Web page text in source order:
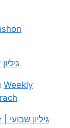
Weekly
גיליון